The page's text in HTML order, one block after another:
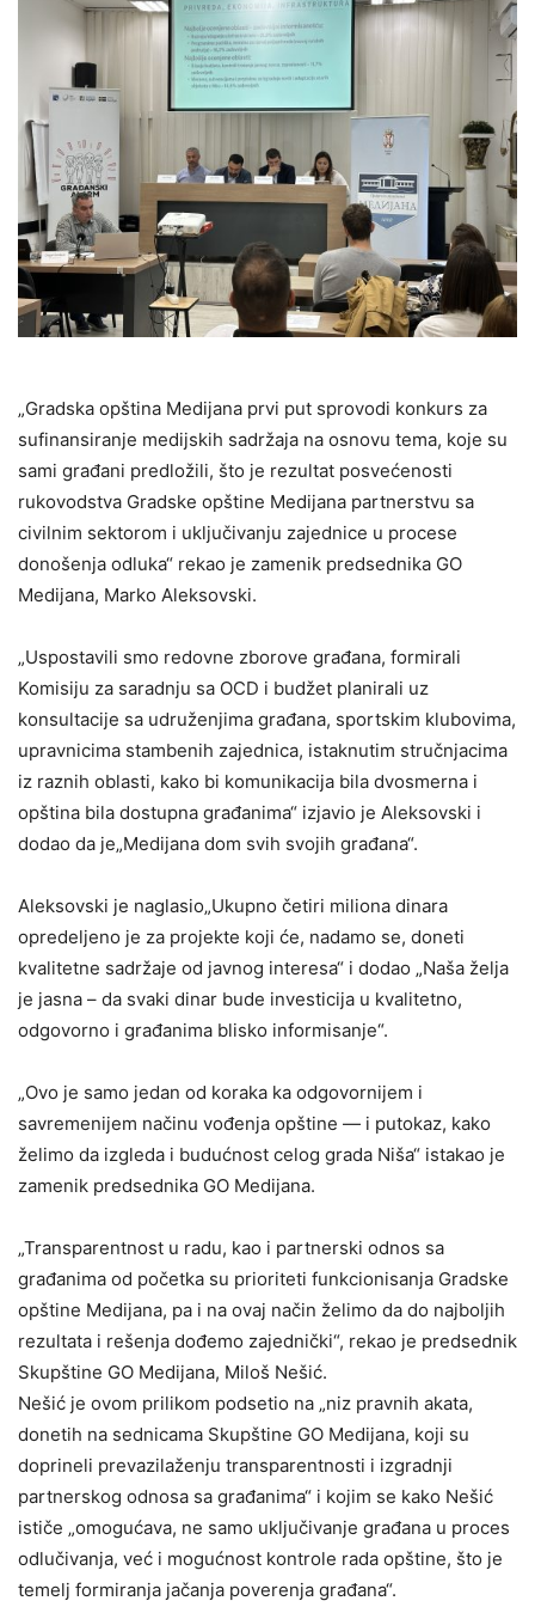
„Gradska opština Medijana prvi put sprovodi konkurs za
sufinansiranje medijskih sadržaja na osnovu tema, koje su
sami građani predložili, što je rezultat posvećenosti
rukovodstva Gradske opštine Medijana partnerstvu sa
civilnim sektorom i uključivanju zajednice u procese
donošenja odluka“ rekao je zamenik predsednika GO
Medijana, Marko Aleksovski.
„Uspostavili smo redovne zborove građana, formirali
Komisiju za saradnju sa OCD i budžet planirali uz
konsultacije sa udruženjima građana, sportskim klubovima,
upravnicima stambenih zajednica, istaknutim stručnjacima
iz raznih oblasti, kako bi komunikacija bila dvosmerna i
opština bila dostupna građanima“ izjavio je Aleksovski i
dodao da je„Medijana dom svih svojih građana“.
Aleksovski je naglasio„Ukupno četiri miliona dinara
opredeljeno je za projekte koji će, nadamo se, doneti
kvalitetne sadržaje od javnog interesa“ i dodao „Naša želja
je jasna – da svaki dinar bude investicija u kvalitetno,
odgovorno i građanima blisko informisanje“.
„Ovo je samo jedan od koraka ka odgovornijem i
savremenijem načinu vođenja opštine — i putokaz, kako
želimo da izgleda i budućnost celog grada Niša“ istakao je
zamenik predsednika GO Medijana.
„Transparentnost u radu, kao i partnerski odnos sa
građanima od početka su prioriteti funkcionisanja Gradske
opštine Medijana, pa i na ovaj način želimo da do najboljih
rezultata i rešenja dođemo zajednički“, rekao je predsednik
Skupštine GO Medijana, Miloš Nešić.
Nešić je ovom prilikom podsetio na „niz pravnih akata,
donetih na sednicama Skupštine GO Medijana, koji su
doprineli prevazilaženju transparentnosti i izgradnji
partnerskog odnosa sa građanima“ i kojim se kako Nešić
ističe „omogućava, ne samo uključivanje građana u proces
odlučivanja, već i mogućnost kontrole rada opštine, što je
temelj formiranja jačanja poverenja građana“.